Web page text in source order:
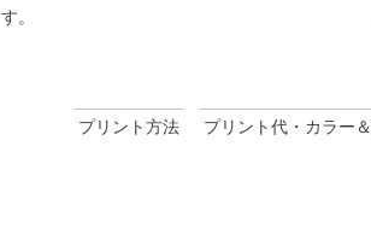
す。
プリント方法 プリント代・カラー